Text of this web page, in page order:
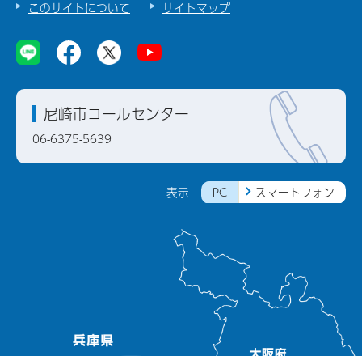
このサイトについて
サイトマップ
表示 PC スマートフォン
尼崎市コールセンター
06-6375-5639